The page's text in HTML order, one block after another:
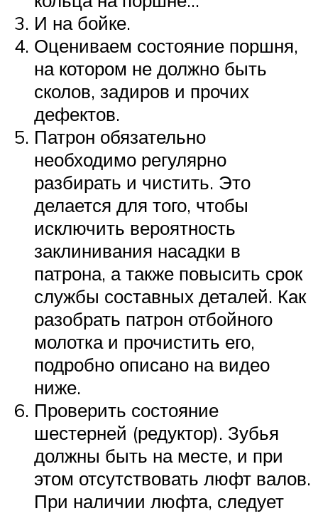
И на бойке.
Оцениваем состояние поршня,
на котором не должно быть
сколов, задиров и прочих
дефектов.
Патрон обязательно
необходимо регулярно
разбирать и чистить. Это
делается для того, чтобы
исключить вероятность
заклинивания насадки в
патрона, а также повысить срок
службы составных деталей. Как
разобрать патрон отбойного
молотка и прочистить его,
подробно описано на видео
ниже.
Проверить состояние
шестерней (редуктор). Зубья
должны быть на месте, и при
этом отсутствовать люфт валов.
При наличии люфта, следует